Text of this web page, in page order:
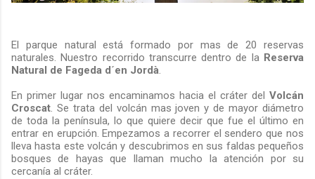
El parque natural está formado por mas de 20 reservas
naturales. Nuestro recorrido transcurre dentro de la Reserva
Natural de Fageda d´en Jordà.
En primer lugar nos encaminamos hacia el cráter del Volcán
Croscat. Se trata del volcán mas joven y de mayor diámetro
de toda la península, lo que quiere decir que fue el último en
entrar en erupción. Empezamos a recorrer el sendero que nos
lleva hasta este volcán y descubrimos en sus faldas pequeños
bosques de hayas que llaman mucho la atención por su
cercanía al cráter.